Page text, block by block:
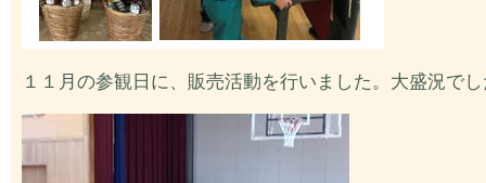
１１月の参観日に、販売活動を行いました。大盛況で